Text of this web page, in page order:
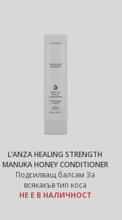
L’ANZA HEALING STRENGTH
MANUKA HONEY CONDITIONER
Подсилващ балсам За
всякакъв тип коса
НЕ Е В НАЛИЧНОСТ